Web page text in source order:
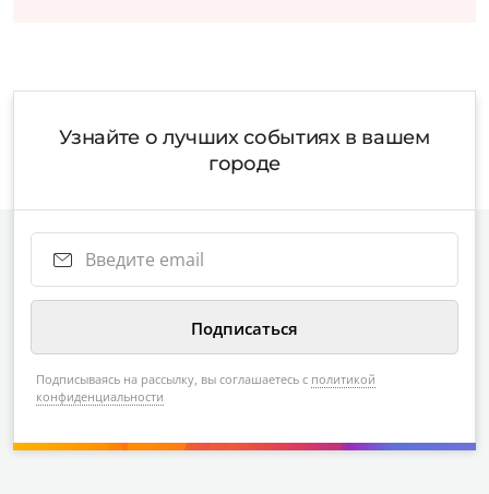
Узнайте о лучших событиях в вашем
городе
Подписываясь на рассылку, вы соглашаетесь с политикой
конфиденциальности